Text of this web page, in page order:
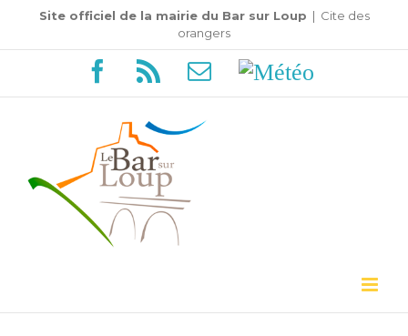
Passer
au
Site officiel de la mairie du Bar sur Loup | Cite des
orangers
Facebook
Rss EmailMétéo